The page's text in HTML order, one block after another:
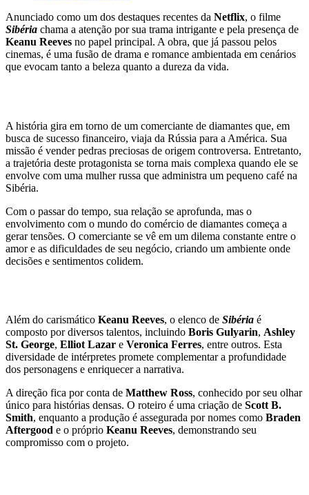
Anunciado como um dos destaques recentes da Netflix, o filme
Sibéria chama a atenção por sua trama intrigante e pela presença de
Keanu Reeves no papel principal. A obra, que já passou pelos
cinemas, é uma fusão de drama e romance ambientada em cenários
que evocam tanto a beleza quanto a dureza da vida.
A história gira em torno de um comerciante de diamantes que, em
busca de sucesso financeiro, viaja da Rússia para a América. Sua
missão é vender pedras preciosas de origem controversa. Entretanto,
a trajetória deste protagonista se torna mais complexa quando ele se
envolve com uma mulher russa que administra um pequeno café na
Sibéria.
Com o passar do tempo, sua relação se aprofunda, mas o
envolvimento com o mundo do comércio de diamantes começa a
gerar tensões. O comerciante se vê em um dilema constante entre o
amor e as dificuldades de seu negócio, criando um ambiente onde
decisões e sentimentos colidem.
Além do carismático Keanu Reeves, o elenco de Sibéria é
composto por diversos talentos, incluindo Boris Gulyarin, Ashley
St. George, Elliot Lazar e Veronica Ferres, entre outros. Esta
diversidade de intérpretes promete complementar a profundidade
dos personagens e enriquecer a narrativa.
A direção fica por conta de Matthew Ross, conhecido por seu olhar
único para histórias densas. O roteiro é uma criação de Scott B.
Smith, enquanto a produção é assegurada por nomes como Braden
Aftergood e o próprio Keanu Reeves, demonstrando seu
compromisso com o projeto.